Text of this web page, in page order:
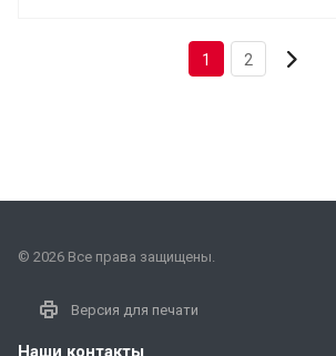
1 2
© 2026 Все права защищены.
Версия для печати
Наши контакты